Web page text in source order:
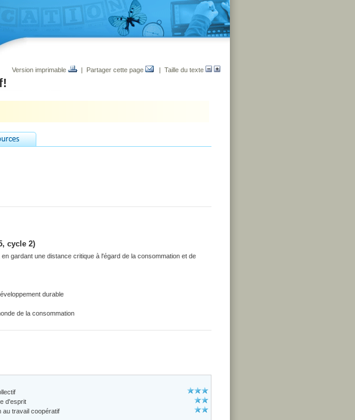
Version imprimable | Partager cette page | Taille du texte
cycle 2)
gardant une distance critique à l'égard de la consommation et de
durable
de la consommation
d'esprit
au travail coopératif